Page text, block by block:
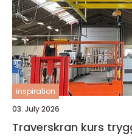
inspiration
03. July 2026
Traverskran kurs trygg og effektiv bruk av